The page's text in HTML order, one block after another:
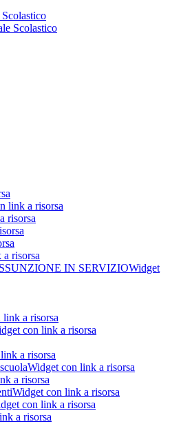
link a risorsa
risorsa
risorsa
Widget
link a risorsa
con link a risorsa
a risorsa
Widget con link a risorsa
a risorsa
Widget con link a risorsa
con link a risorsa
a risorsa